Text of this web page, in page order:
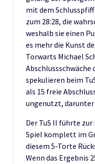
mit dem
zum 28:28, die
weshalb sie einen
es mehr die Kunst
Torwarts Michael
Abschlussschwäche
spekulieren beim
als 15 freie
ungenutzt, darunter
Der TuS II führte
Spiel komplett im
diesem 5-Torte
Wenn das Ergebnis